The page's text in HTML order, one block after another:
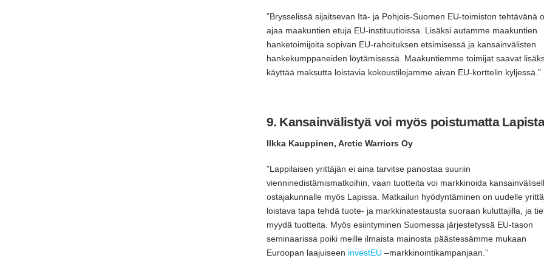
”Brysselissä sijaitsevan Itä- ja Pohjois-Suomen EU-toimiston tehtävänä
ajaa maakuntien etuja EU-instituutioissa. Lisäksi autamme maakuntien
hanketoimijoita sopivan EU-rahoituksen etsimisessä ja kansainvälisten
hankekumppaneiden löytämisessä. Maakuntiemme toimijat saavat
käyttää maksutta loistavia kokoustilojamme aivan EU-korttelin kyljessä.”
9. Kansainvälistyä voi myös poistumatta
Ilkka Kauppinen, Arctic Warriors Oy
”Lappilaisen yrittäjän ei aina tarvitse panostaa suuriin
vienninedistämismatkoihin, vaan tuotteita voi markkinoida
ostajakunnalle myös Lapissa. Matkailun hyödyntäminen on uudelle
loistava tapa tehdä tuote- ja markkinatestausta suoraan kuluttajilla, ja
myydä tuotteita. Myös esiintyminen Suomessa järjestetyssä EU-tason
seminaarissa poiki meille ilmaista mainosta päästessämme mukaan
Euroopan laajuiseen investEU –markkinointikampanjaan.”